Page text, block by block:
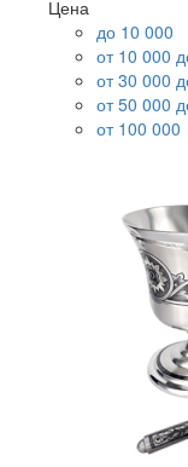
Цена
до 10 000
от 10 000
от 30 000
от 50 000
от 100 000